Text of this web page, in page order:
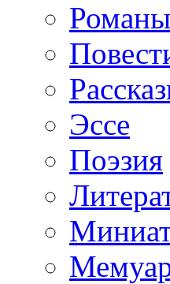
Романы
Эссе
Поэзия